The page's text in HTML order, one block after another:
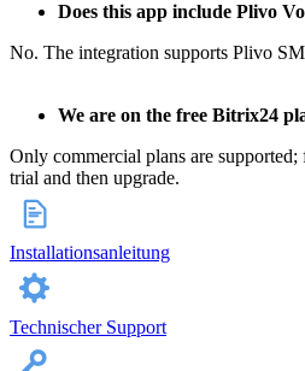
Does this app include Plivo
No. The integration supports Plivo
We are on the free Bitrix24
Only commercial plans are supported;
trial and then upgrade.
Installationsanleitung
Technischer Support